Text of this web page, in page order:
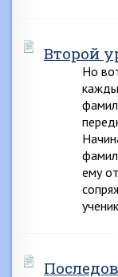
Второй
Но
ему